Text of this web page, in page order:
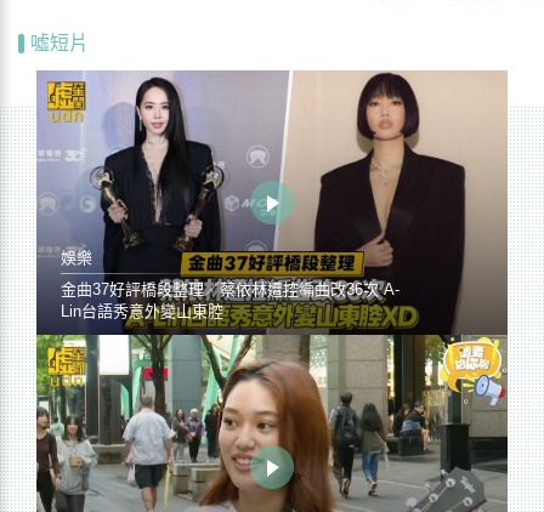
噓短片
娛樂
金曲37好評橋段整理／蔡依林遭控編曲改36次 A-
Lin台語秀意外變山東腔